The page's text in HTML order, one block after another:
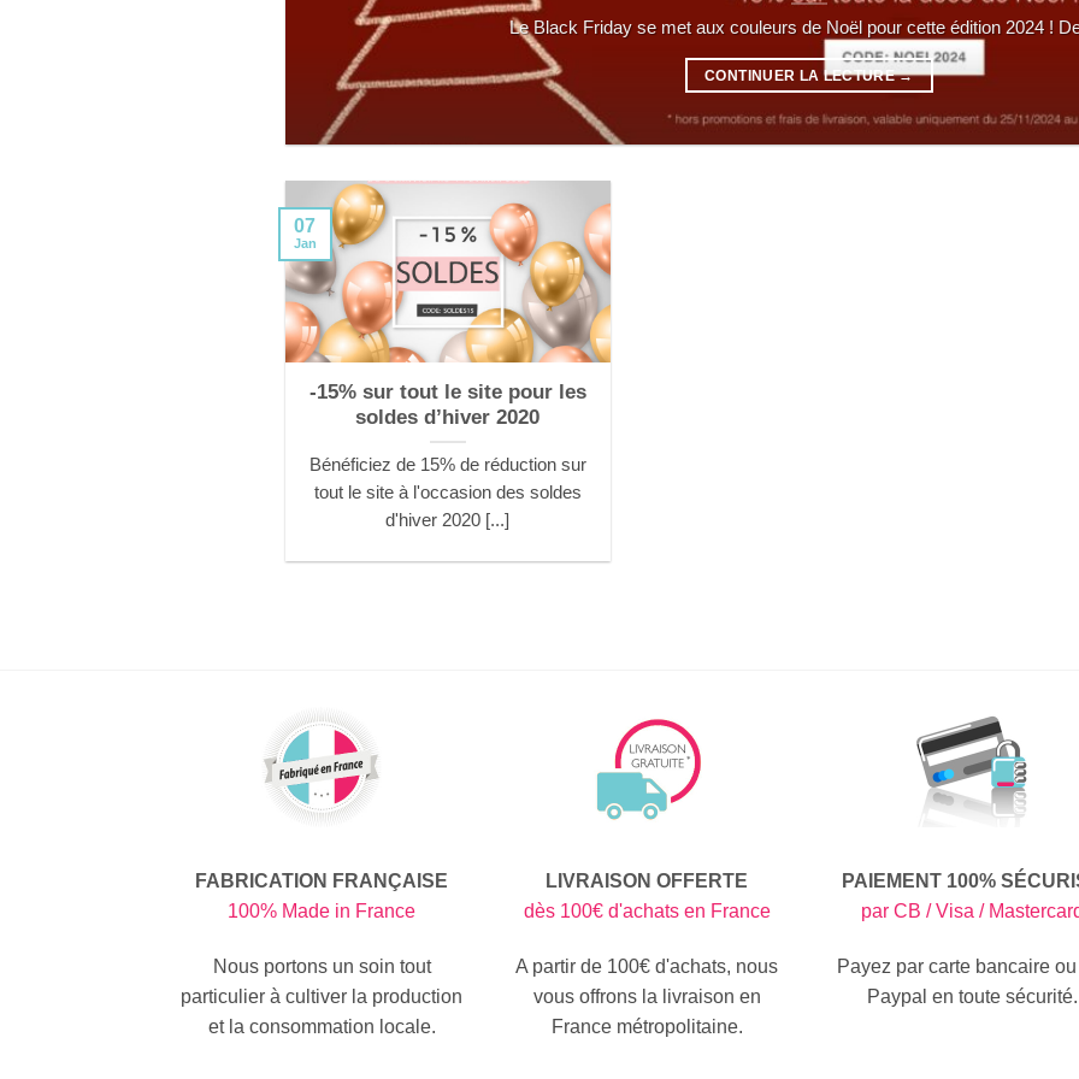
Le Black Friday se met aux couleurs de Noël pour cette édition 2024 !
CONTINUER LA LECTURE→
-15% sur tout le site pour les
soldes d’hiver 2020
Bénéficiez de 15% de réduction sur
tout le site à l'occasion des soldes
d'hiver 2020 [...]
07
Jan
FABRICATION FRANÇAISE
100% Made in France
Nous portons un soin tout
particulier à cultiver la production
et la consommation locale.
LIVRAISON OFFERTE
dès 100€ d'achats en France
A partir de 100€ d'achats, nous
vous offrons la livraison en
France métropolitaine.
PAIEMENT 100%
par CB / Visa /
Payez par carte bancaire
Paypal en toute sécurité.